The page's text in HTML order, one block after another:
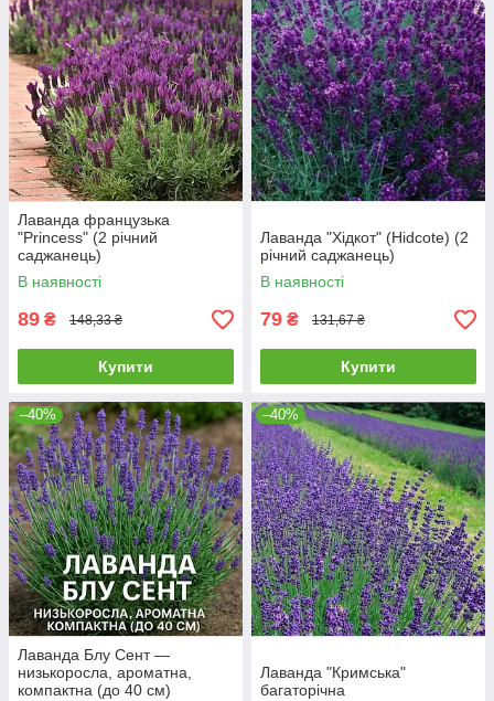
Лаванда французька
"Princess" (2 річний
саджанець)
В наявності
89 ₴ 148,33 ₴
Купити
Лаванда "Хідкот" (Hidcote) (2
річний саджанець)
В наявності
79 ₴ 131,67 ₴
Купити
–40%
Лаванда Блу Сент —
низькоросла, ароматна,
компактна (до 40 см)
–40%
Лаванда "Кримська"
багаторічна